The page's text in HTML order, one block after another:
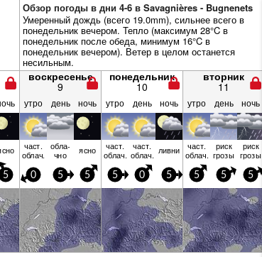
Обзор погоды в дни 4-6 в Savagnières - Bugnenets
Умеренный дождь (всего 19.0mm), сильнее всего в
понедельник вечером. Тепло (максимум 28°C в
понедельник после обеда, минимум 16°C в
понедельник вечером). Ветер в целом останется
несильным.
воскресенье
9
понедельник
10
вторник
11
утро день ночь утро день ночь утро день ночь
част.
облач.
обла­
чно ясно част.
облач.
част.
облач. ливни част.
облач.
риск
грозы
риск
грозы
5 0 5 5 5 0 5 5 5 5